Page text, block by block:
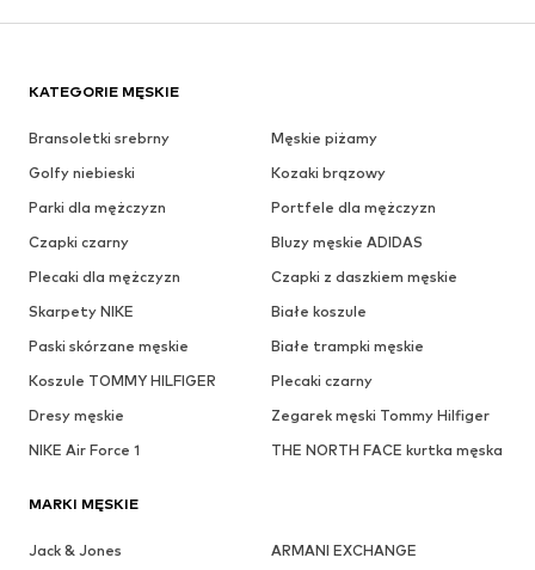
KATEGORIE MĘSKIE
Bransoletki srebrny
Męskie piżamy
Golfy niebieski
Kozaki brązowy
Parki dla mężczyzn
Portfele dla mężczyzn
Czapki czarny
Bluzy męskie ADIDAS
Plecaki dla mężczyzn
Czapki z daszkiem męskie
Skarpety NIKE
Białe koszule
Paski skórzane męskie
Białe trampki męskie
Koszule TOMMY HILFIGER
Plecaki czarny
Dresy męskie
Zegarek męski Tommy Hilfiger
NIKE Air Force 1
THE NORTH FACE kurtka męska
MARKI MĘSKIE
Jack & Jones
ARMANI EXCHANGE